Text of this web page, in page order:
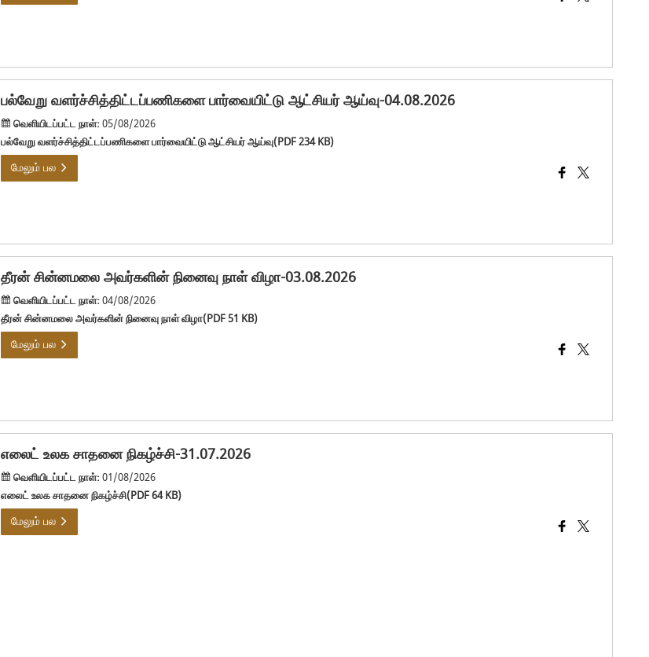
பல்வேறு வளர்ச்சித்திட்டப்பணிகளை பார்வையிட்டு ஆட்சியர் ஆய்வு-04.08.2026
வெளியிடப்பட்ட நாள்: 05/08/2026
பல்வேறு வளர்ச்சித்திட்டப்பணிகளை பார்வையிட்டு ஆட்சியர் ஆய்வு(PDF 234 KB)
மேலும் பல
தீரன் சின்னமலை அவர்களின் நினைவு நாள் விழா-03.08.2026
வெளியிடப்பட்ட நாள்: 04/08/2026
தீரன் சின்னமலை அவர்களின் நினைவு நாள் விழா(PDF 51 KB)
மேலும் பல
எலைட் உலக சாதனை நிகழ்ச்சி-31.07.2026
வெளியிடப்பட்ட நாள்: 01/08/2026
எலைட் உலக சாதனை நிகழ்ச்சி(PDF 64 KB)
மேலும் பல